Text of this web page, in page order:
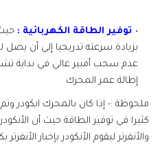
توفير الطاقة الكهربائية :
بزيادة سرعته تدريجيا إلي أن
عدم سحب أمبير عالي في بداية
إطالة عمر المحرك
ملحوظة :- إذا كان بالمحرك انكودر
كثيرا في توفير الطاقة حيث أن
والأنفرتر ليقوم الأنكودر بإخبار